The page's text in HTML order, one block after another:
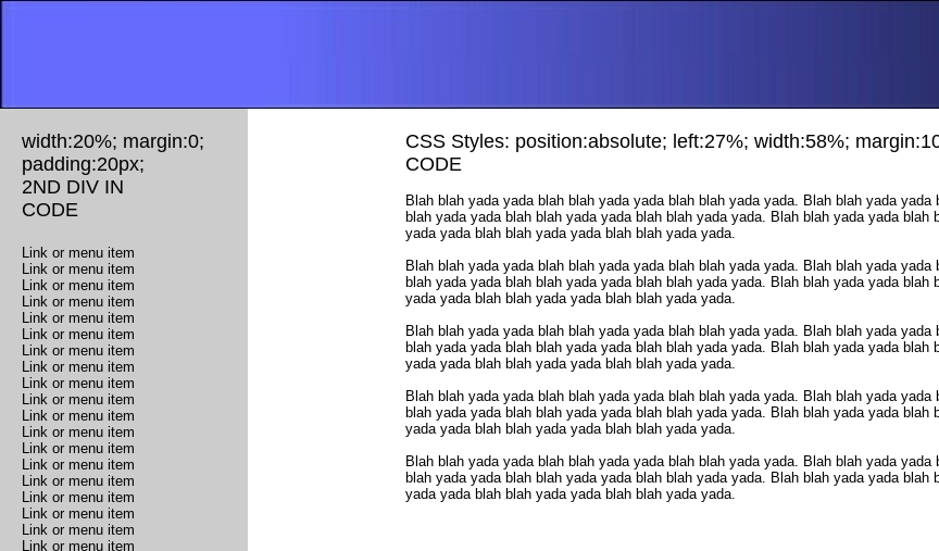
CSS Styles: position:absolute; left:27%; width:58%;
CODE
Blah blah yada yada blah blah yada yada blah blah yada yada. Blah blah yada
blah yada yada blah blah yada yada blah blah yada yada. Blah blah yada yada
yada yada blah blah yada yada blah blah yada yada.
Blah blah yada yada blah blah yada yada blah blah yada yada. Blah blah yada
blah yada yada blah blah yada yada blah blah yada yada. Blah blah yada yada
yada yada blah blah yada yada blah blah yada yada.
Blah blah yada yada blah blah yada yada blah blah yada yada. Blah blah yada
blah yada yada blah blah yada yada blah blah yada yada. Blah blah yada yada
yada yada blah blah yada yada blah blah yada yada.
Blah blah yada yada blah blah yada yada blah blah yada yada. Blah blah yada
blah yada yada blah blah yada yada blah blah yada yada. Blah blah yada yada
yada yada blah blah yada yada blah blah yada yada.
Blah blah yada yada blah blah yada yada blah blah yada yada. Blah blah yada
blah yada yada blah blah yada yada blah blah yada yada. Blah blah yada yada
yada yada blah blah yada yada blah blah yada yada.
width:20%; margin:0;
padding:20px;
2ND DIV IN
CODE
Link or menu item
Link or menu item
Link or menu item
Link or menu item
Link or menu item
Link or menu item
Link or menu item
Link or menu item
Link or menu item
Link or menu item
Link or menu item
Link or menu item
Link or menu item
Link or menu item
Link or menu item
Link or menu item
Link or menu item
Link or menu item
Link or menu item